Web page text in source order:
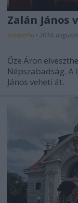
Zalán János
szinhazhu • 2014.
Őze Áron
Népszabadság.
János veheti át.